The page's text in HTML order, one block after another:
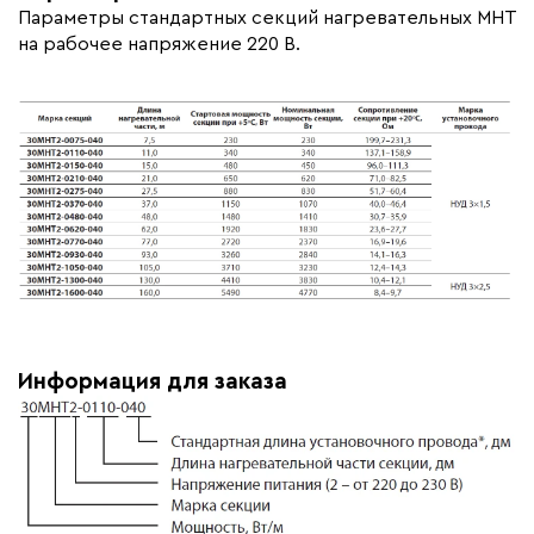
Параметры стандартных секций нагревательных МНТ
на рабочее напряжение 220 В.
Информация для заказа